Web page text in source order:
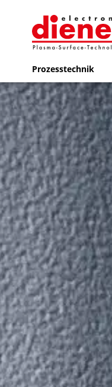
Prozesstechnik